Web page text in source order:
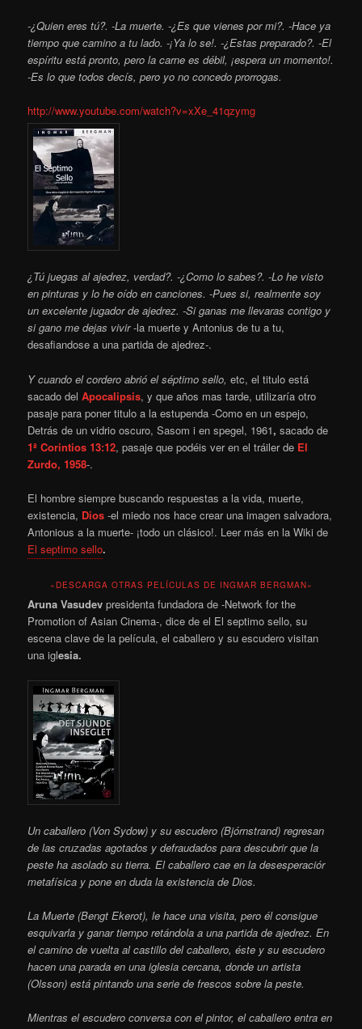
-¿Quien eres tú?. -La muerte. -¿Es que vienes por mi?. -Hace ya
tiempo que camino a tu lado. -¡Ya lo se!. -¿Estas preparado?. -El
espíritu está pronto, pero la carne es débil, ¡espera un momento!.
-Es lo que todos decís, pero yo no concedo prorrogas.
http://www.youtube.com/watch?v=xXe_41qzymg
¿Tú juegas al ajedrez, verdad?. -¿Como lo sabes?. -Lo he visto
en pinturas y lo he oído en canciones. -Pues si, realmente soy
un excelente jugador de ajedrez. -Si ganas me llevaras contigo y
si gano me dejas vivir-la muerte y Antonius de tu a tu,
desafiandose a una partida de ajedrez-.
Y cuando el cordero abrió el séptimo sello, etc, el titulo está
sacado delApocalipsis, y que años mas tarde, utilizaría otro
pasaje para poner titulo a la estupenda -Como en un espejo,
Detrás de un vidrio oscuro, Sasom i en spegel, 1961, sacado de
1ª Corintios 13:12, pasaje que podéis ver en el tráiler de El
Zurdo, 1958-.
El hombre siempre buscando respuestas a la vida, muerte,
existencia, Dios -el miedo nos hace crear una imagen salvadora,
Antonious a la muerte- ¡todo un clásico!. Leer más en la Wiki de
El septimo sello.
«DESCARGA OTRAS PELÍCULAS DE INGMAR BERGMAN»
Aruna Vasudev presidenta fundadora de -Network for the
Promotion of Asian Cinema-, dice de el El septimo sello, su
escena clave de la película, el caballero y su escudero visitan
una iglesia.
Un caballero (Von Sydow) y su escudero (Bjórnstrand) regresan
de las cruzadas agotados y defraudados para descubrir que la
peste ha asolado su tierra. El caballero cae en la desesperaciór
metafísica y pone en duda la existencia de Dios.
La Muerte (Bengt Ekerot), le hace una visita, pero él consigue
esquivarla y ganar tiempo retándola a una partida de ajedrez. En
el camino de vuelta al castillo del caballero, éste y su escudero
hacen una parada en una iglesia cercana, donde un artista
(Olsson) está pintando una serie de frescos sobre la peste.
Mientras el escudero conversa con el pintor, el caballero entra en